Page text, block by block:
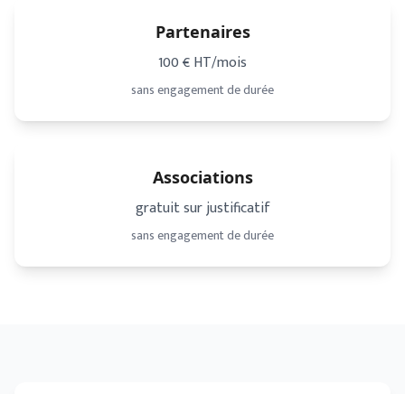
Partenaires
100 € HT/mois
sans engagement de durée
Associations
gratuit sur justificatif
sans engagement de durée